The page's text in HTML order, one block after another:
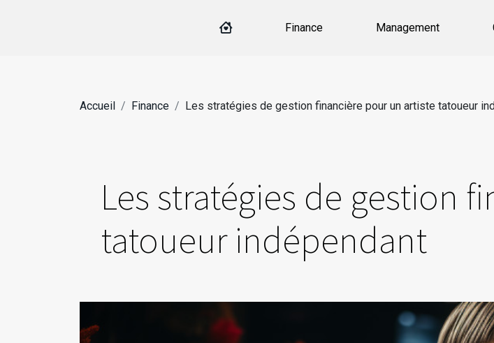
Finance Management
Accueil Finance Les stratégies de gestion financière pour un artiste tatoueur
Les stratégies de gestion
tatoueur indépendant